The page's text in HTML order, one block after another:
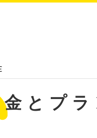
金とプラ